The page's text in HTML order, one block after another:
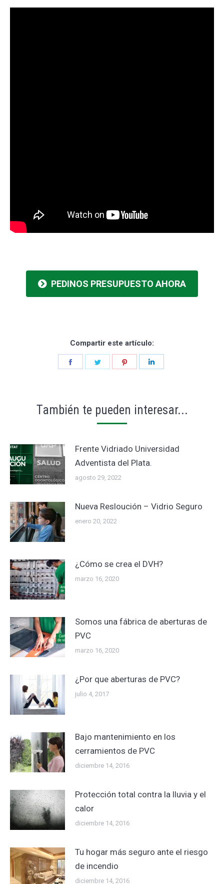
PEDINOS PRESUPUESTO AHORA
Compartir este artículo:
También te pueden interesar...
Frente Vidriado Universidad
Adventista del Plata.
agosto 29, 2022
Nueva Resloución – Vidrio Seguro
enero 20, 2022
¿Cómo se crea el DVH?
marzo 16, 2020
Somos una fábrica de aberturas de
PVC
marzo 16, 2020
¿Por que aberturas de PVC?
julio 4, 2017
Bajo mantenimiento en los
cerramientos de PVC
diciembre 14, 2016
Protección total contra la lluvia y el
calor
diciembre 14, 2016
Tu hogar más seguro ante el riesgo
de incendio
diciembre 14, 2016